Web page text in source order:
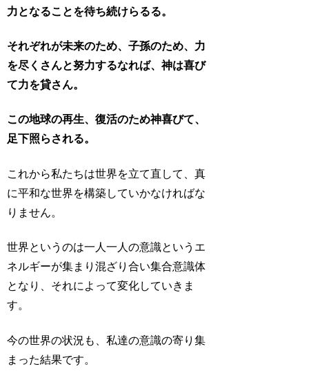
力となることを待ち続けらるる。
それぞれが未来のため、子孫のため、力
を尽くさんと努力するなれば、神は喜び
て力を貸さん。
この地球の再生、復活のため神喜びて、
足下照らされる。
これから私たちは世界を立て直して、真
に平和な世界を構築していかなければな
りません。
世界というのは一人一人の意識というエ
ネルギーが集まり混ざり合い集合意識体
となり、それによって変化していきま
す。
今の世界の状況も、私達の意識の寄り集
まった結果です。